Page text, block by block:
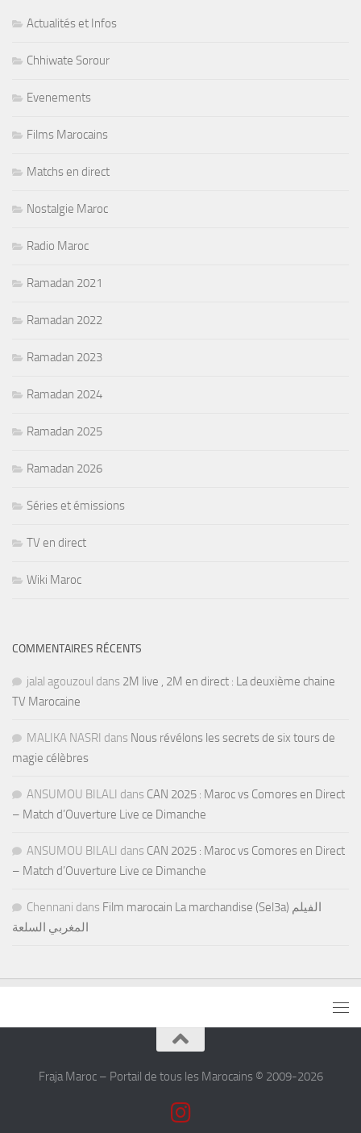
Actualités et Infos
Chhiwate Sorour
Evenements
Films Marocains
Matchs en direct
Nostalgie Maroc
Radio Maroc
Ramadan 2021
Ramadan 2022
Ramadan 2023
Ramadan 2024
Ramadan 2025
Ramadan 2026
Séries et émissions
TV en direct
Wiki Maroc
COMMENTAIRES RÉCENTS
jalal agouzoul dans 2M live , 2M en direct : La deuxième chaine
TV Marocaine
MALIKA NASRI dans Nous révélons les secrets de six tours de
magie célèbres
ANSUMOU BILALI dans CAN 2025 : Maroc vs Comores en Direct
– Match d’Ouverture Live ce Dimanche
ANSUMOU BILALI dans CAN 2025 : Maroc vs Comores en Direct
– Match d’Ouverture Live ce Dimanche
Chennani dans Film marocain La marchandise (Sel3a) الفيلم
المغربي السلعة
Fraja Maroc – Portail de tous les Marocains © 2009-2026